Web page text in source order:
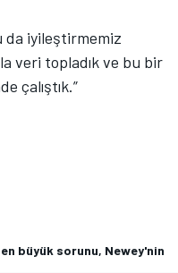
da iyileştirmemiz
veri topladık ve bu bir
çalıştık.”
büyük sorunu, Newey'nin